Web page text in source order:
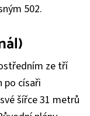
502.
ze tří
po císaři
šířce 31 metrů